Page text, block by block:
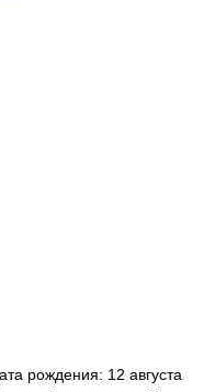
рождения: 12 августа